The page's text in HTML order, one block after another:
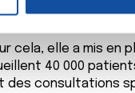
celles-ci avec
services.
elle a mis en
40 000
consultations